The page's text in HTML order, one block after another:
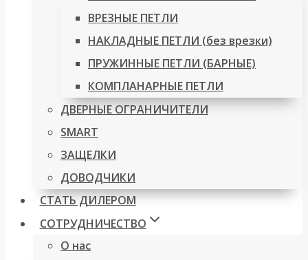
ВРЕЗНЫЕ ПЕТЛИ
НАКЛАДНЫЕ ПЕТЛИ (без врезки)
ПРУЖИННЫЕ ПЕТЛИ (БАРНЫЕ)
КОМПЛАНАРНЫЕ ПЕТЛИ
ДВЕРНЫЕ ОГРАНИЧИТЕЛИ
SMART
ЗАЩЕЛКИ
ДОВОДЧИКИ
СТАТЬ ДИЛЕРОМ
СОТРУДНИЧЕСТВО
О нас